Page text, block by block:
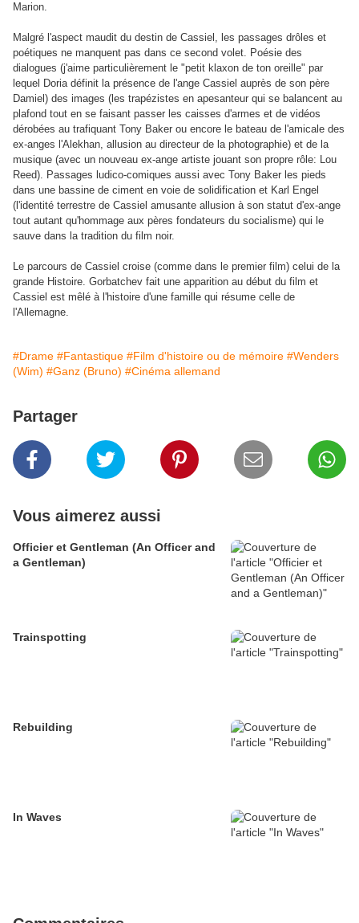
Marion.
Malgré l'aspect maudit du destin de Cassiel, les passages drôles et
poétiques ne manquent pas dans ce second volet. Poésie des
dialogues (j'aime particulièrement le "petit klaxon de ton oreille" par
lequel Doria définit la présence de l'ange Cassiel auprès de son père
Damiel) des images (les trapézistes en apesanteur qui se balancent au
plafond tout en se faisant passer les caisses d'armes et de vidéos
dérobées au trafiquant Tony Baker ou encore le bateau de l'amicale des
ex-anges l'Alekhan, allusion au directeur de la photographie) et de la
musique (avec un nouveau ex-ange artiste jouant son propre rôle: Lou
Reed). Passages ludico-comiques aussi avec Tony Baker les pieds
dans une bassine de ciment en voie de solidification et Karl Engel
(l'identité terrestre de Cassiel amusante allusion à son statut d'ex-ange
tout autant qu'hommage aux pères fondateurs du socialisme) qui le
sauve dans la tradition du film noir.
Le parcours de Cassiel croise (comme dans le premier film) celui de la
grande Histoire. Gorbatchev fait une apparition au début du film et
Cassiel est mêlé à l'histoire d'une famille qui résume celle de
l'Allemagne.
#Drame #Fantastique #Film d'histoire ou de mémoire #Wenders
(Wim) #Ganz (Bruno) #Cinéma allemand
Partager
Vous aimerez aussi
Officier et Gentleman (An Officer and
a Gentleman)
Trainspotting
Rebuilding
In Waves